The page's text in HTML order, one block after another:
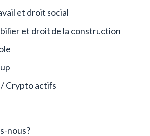
et droit social
et droit de la construction
/ Crypto actifs
nous?